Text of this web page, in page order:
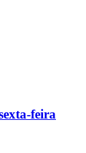
feira